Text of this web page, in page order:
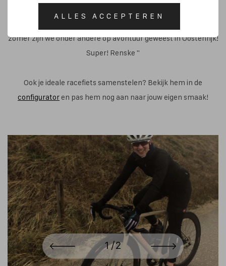
ALLES ACCEPTEREN
zomer zijn we onder andere op avontuur geweest in Oostenrijk!
Super! Renske "
Ook je ideale racefiets samenstelen? Bekijk hem in de
configurator en pas hem nog aan naar jouw eigen smaak!